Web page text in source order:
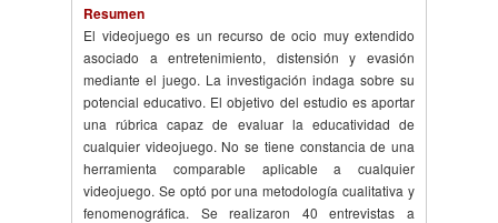
Resumen
El videojuego es un recurso de ocio muy extendido
asociado a entretenimiento, distensión y evasión
mediante el juego. La investigación indaga sobre su
potencial educativo. El objetivo del estudio es aportar
una rúbrica capaz de evaluar la educatividad de
cualquier videojuego. No se tiene constancia de una
herramienta comparable aplicable a cualquier
videojuego. Se optó por una metodología cualitativa y
fenomenográfica. Se realizaron 40 entrevistas a